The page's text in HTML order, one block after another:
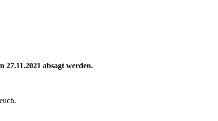
27.11.2021 absagt werden.